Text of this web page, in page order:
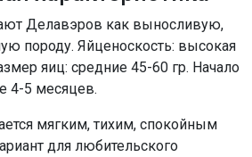
Делавэров как выносливую,
породу. Яйценоскость: высокая
яиц: средние 45-60 гр. Начало
4-5 месяцев.
мягким, тихим, спокойным
для любительского